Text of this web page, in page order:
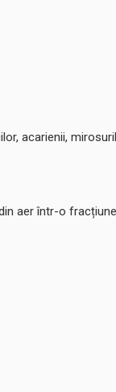
acarienii,
aer într-o